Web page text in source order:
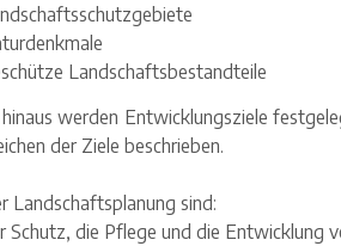
Landschaftsbestandteile
werden Entwicklungsziele
der Ziele beschrieben.
Landschaftsplanung sind:
Schutz, die Pflege und die Entwicklung